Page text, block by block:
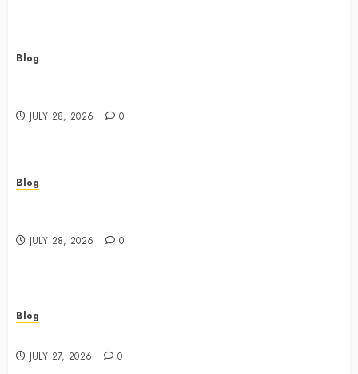
Blog
JULY 28, 2026 0
Blog
JULY 28, 2026 0
Blog
JULY 27, 2026 0